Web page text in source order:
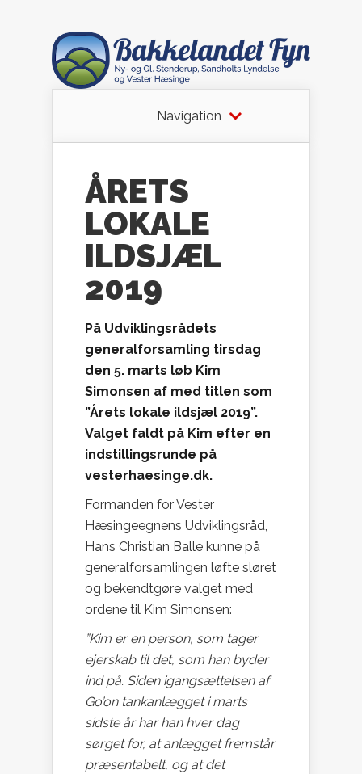
Navigation
ÅRETS
LOKALE
ILDSJÆL
2019
På Udviklingsrådets
generalforsamling tirsdag
den 5. marts løb Kim
Simonsen af med titlen som
”Årets lokale ildsjæl 2019”.
Valget faldt på Kim efter en
indstillingsrunde på
vesterhaesinge.dk.
Formanden for Vester
Hæsingeegnens Udviklingsråd,
Hans Christian Balle kunne på
generalforsamlingen løfte sløret
og bekendtgøre valget med
ordene til Kim Simonsen:
”Kim er en person, som tager
ejerskab til det, som han byder
ind på. Siden igangsættelsen af
Go’on tankanlægget i marts
sidste år har han hver dag
sørget for, at anlægget fremstår
præsentabelt, og at det